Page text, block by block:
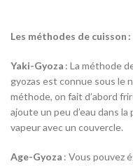
Les méthodes de cuisson :
Yaki-Gyoza : La méthode
gyozas est connue sous le
méthode, on fait d’abord
ajoute un peu d’eau dans
vapeur avec un couvercle.
Age-Gyoza : Vous pouvez